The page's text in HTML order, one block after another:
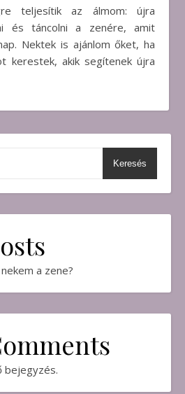
teljesítik az álmom: újra
és táncolni a zenére, amit
Nektek is ajánlom őket, ha
kerestek, akik segítenek újra
Keresés
a zene?
bejegyzés.